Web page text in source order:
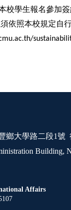
校學生報名參加
依照本校規定自
鄉大學路二段1號
Building,
Affairs